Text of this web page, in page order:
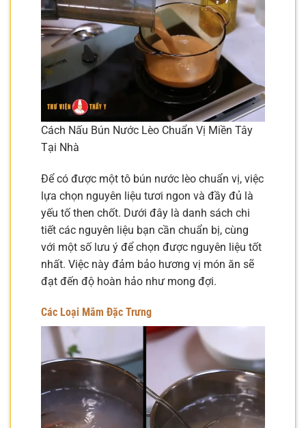
Cách Nấu Bún Nước Lèo Chuẩn Vị Miền Tây
Tại Nhà
Để có được một tô bún nước lèo chuẩn vị, việc
lựa chọn nguyên liệu tươi ngon và đầy đủ là
yếu tố then chốt. Dưới đây là danh sách chi
tiết các nguyên liệu bạn cần chuẩn bị, cùng
với một số lưu ý để chọn được nguyên liệu tốt
nhất. Việc này đảm bảo hương vị món ăn sẽ
đạt đến độ hoàn hảo như mong đợi.
Các Loại Mắm Đặc Trưng